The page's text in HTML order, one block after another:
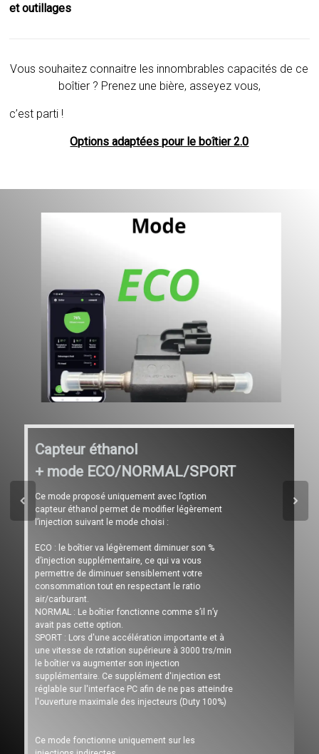
et outillages
Vous souhaitez connaitre les innombrables capacités de ce
boîtier ? Prenez une bière, asseyez vous,
c’est parti !
Options adaptées pour le boîtier 2.0
Capteur éthanol
+ mode ECO/NORMAL/SPORT
Ce mode proposé uniquement avec l’option
capteur éthanol permet de modifier légèrement
l’injection suivant le mode choisi :
ECO : le boîtier va légèrement diminuer son %
d’injection supplémentaire, ce qui va vous
permettre de diminuer sensiblement votre
consommation tout en respectant le ratio
air/carburant.
NORMAL : Le boîtier fonctionne comme s’il n’y
avait pas cette option.
SPORT : Lors d'une accélération importante et à
une vitesse de rotation supérieure à 3000 trs/min
le boîtier va augmenter son injection
supplémentaire. Ce supplément d'injection est
réglable sur l'interface PC afin de ne pas atteindre
l'ouverture maximale des injecteurs (Duty 100%)
Ce mode fonctionne uniquement sur les